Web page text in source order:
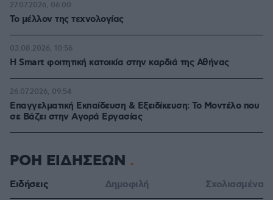
Το μέλλον της τεχνολογίας
27.07.2026, 06:00
Η Smart φοιτητική κατοικία στην καρδιά της Αθήνας
03.08.2026, 10:56
Επαγγελματική Εκπαίδευση & Εξειδίκευση: Το Mοντέλο που
σε Bάζει στην Aγορά Eργασίας
26.07.2026, 09:54
ΡΟΗ ΕΙΔΗΣΕΩΝ
Ειδήσεις Δημοφιλή Σχολιασμένα